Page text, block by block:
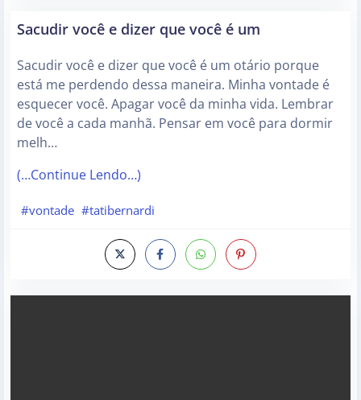
Sacudir você e dizer que você é um
Sacudir você e dizer que você é um otário porque
está me perdendo dessa maneira. Minha vontade é
esquecer você. Apagar você da minha vida. Lembrar
de você a cada manhã. Pensar em você para dormir
melh…
(…Continue Lendo…)
#vontade #tatibernardi